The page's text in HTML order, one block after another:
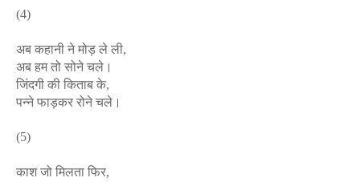
(4)
अब कहानी ने मोड़ ले ली,
अब हम तो सोने चले।
जिंदगी की किताब के,
पन्ने फाड़कर रोने चले।
(5)
काश जो मिलता फिर,